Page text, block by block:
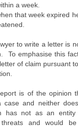
a week.
that week expired
to write a letter is
To emphasise this
of claim pursuant
is of the opinion
case and neither
has not as an entity
and would